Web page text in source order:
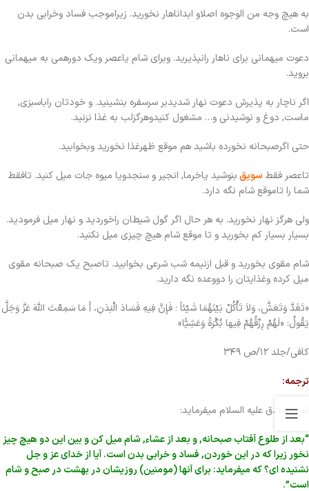
به هیچ وجه من الوجوه اصلاو ابداناهار نخورید. زیراموجب فساد وخرابی بدن
است.
دعوت میهمانی برای ناهار رانپذیرید. وبرای شام یاعصر ویک دورهمی به میهمانی
بروید.
اگر ناچار به پذیرش دعوت نهار شدیدبر سرسفره بنشینید. و خودتان راباسبزی,
ماست, دوغ و نوشیدنی و… مشغول کنیدوهرگزلب به غذا نزنید.
حتی اگرصبحانه نخورده باشید هم موقع ظهرغذا نخورید وبخوابید.
تاعصر فقط سویقبنوشید یاخرما, انجیر و سنجدویا میوه جات میل کنید. تافقط
شما را تاموقع شام نگه دارد.
ولی هرگز نهار نخورید. به هر حال اگر گول شیطان راخوردید و نهار میل فرمودید.
بسیار بسیار کم بخورید و تا موقع شام هیچ چیزی میل نکنید.
شام مقوی بخورید و قبل ازنیمه شب شرعی بخوابید. تاصبح یک صبحانه مقوی
میل کرده وغذایتان را دووعده نگه دارید.
«تَغَدَّ وَتَعَشَّ، وَلاَ تَأْکُلْ بَیْنَهُمَا شَیْئاً ؛ فَإِنَّ فِیهِ فَسَادَ الْبَدَنِ، أَ مَا سَمِعْتَ اللّهَ عَزَّ وَجَلَّ
یَقُولُ: «لَهُمْ رِزْقُهُمْ فِیها بُکْرَةً وَعَشِیًّا»
کافی/جلد ۱۲/ص ۳۴۹
ترجمه:
امام صادق علیه السلام میفرماید:
“بعد از طلوع آفتاب صبحانه, و بعد از عشاء, شام میل کن و بین این دو هیچ چیز
نخور زیرا که در این خوردن, فساد و خرابی بدن است.آیا از خدای عز و جل
نشنیده ای؟ که میفرماید: برای آنها (مومنین) روزیشان در بهشت در صبح و شام
است”.